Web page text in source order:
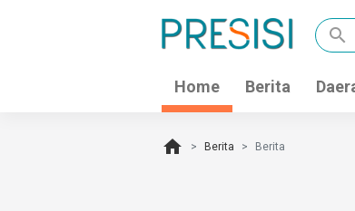
search
Home Berita
home Berita Berita